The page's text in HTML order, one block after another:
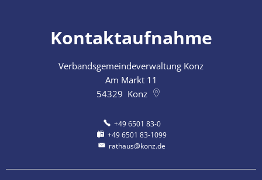
Kontaktaufnahme
Verbandsgemeindeverwaltung Konz
Am Markt 11
54329 Konz
+49 6501 83-0
+49 6501 83-1099
rathaus@konz.de